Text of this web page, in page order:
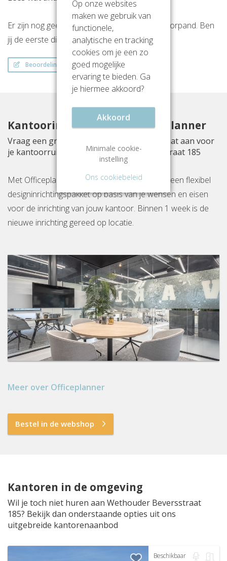
Er zijn nog geen beoordelingen over dit kantoorpand. Ben
jij de eerste die een beoordeling achterlaat?
Beoordeling schrijven
Kantoorinrichting met Officeplanner
Vraag een gratis inrichtingsvoorstel op maat aan voor
je kantoorruimte aan Wethouder Beversstraat 185
Met Officeplanner huur, huurkoop of koop je een flexibel
designinrichtingspakket op basis van je wensen en eisen
voor de inrichting van jouw kantoor. Binnen 1 week is de
nieuwe inrichting gereed op locatie.
Meer over Officeplanner
Bestel in de webshop
Kantoren in de omgeving
Wil je toch niet huren aan Wethouder Beversstraat
185? Bekijk dan onderstaande opties uit ons
uitgebreide kantorenaanbod
Beschikbaar
Op onze websites
maken we gebruik van
functionele,
analytische en tracking
cookies om je een zo
goed mogelijke
ervaring te bieden. Ga
je hiermee akkoord?
Akkoord
Minimale cookie-
instelling
Ons cookiebeleid